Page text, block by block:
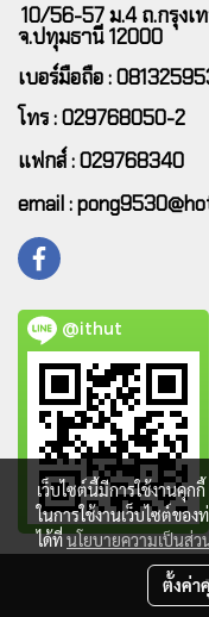
10/56-57 ม.4 ถ.กรุงเ
จ.ปทุมธานี 12000
เบอร์มือถือ :
โทร : 029768050-2
แฟกส์ : 029768340
email :
@ithut
Copy
เว็บไซต์นี้มีการใช้งานคุ
ในการใช้งานเว็บไซต์ขอ
ได้ที่นโยบายความเป็นส่ว
ตั้งค่า